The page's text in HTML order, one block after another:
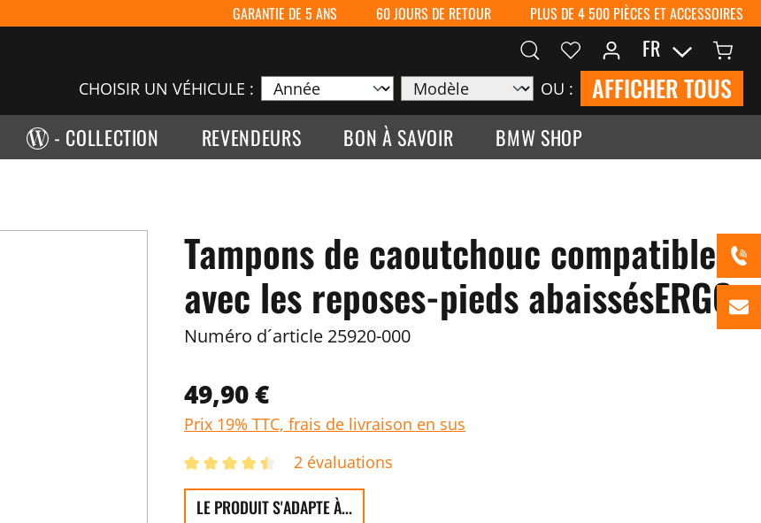
GARANTIE DE 5 ANS 60 JOURS DE RETOUR PLUS DE 4 500 PIÈCES ET ACCESSOIRES
CHOISIR UN VÉHICULE : OU : AFFICHER TOUS
FR
- COLLECTION REVENDEURS BON À SAVOIR BMW SHOP
Tampons de caoutchouc compatibles
avec les reposes-pieds abaissésERGO
Numéro d´article 25920-000
49,90 €
Prix 19% TTC, frais de livraison en sus
2 évaluations
LE PRODUIT S'ADAPTE À...